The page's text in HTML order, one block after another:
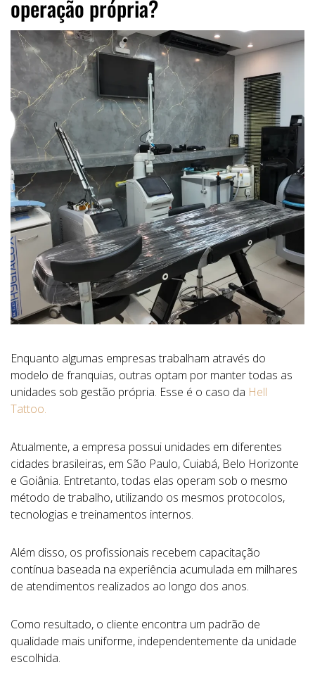
operação própria?
Enquanto algumas empresas trabalham através do
modelo de franquias, outras optam por manter todas as
unidades sob gestão própria. Esse é o caso da Hell
Tattoo.
Atualmente, a empresa possui unidades em diferentes
cidades brasileiras, em São Paulo, Cuiabá, Belo Horizonte
e Goiânia. Entretanto, todas elas operam sob o mesmo
método de trabalho, utilizando os mesmos protocolos,
tecnologias e treinamentos internos.
Além disso, os profissionais recebem capacitação
contínua baseada na experiência acumulada em milhares
de atendimentos realizados ao longo dos anos.
Como resultado, o cliente encontra um padrão de
qualidade mais uniforme, independentemente da unidade
escolhida.